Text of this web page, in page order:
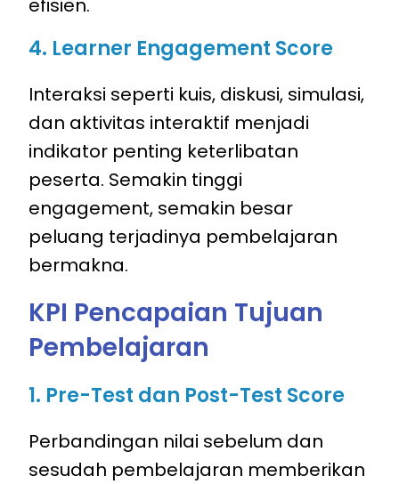
4. Learner Engagement Score
Interaksi seperti kuis, diskusi, simulasi,
dan aktivitas interaktif menjadi
indikator penting keterlibatan
peserta. Semakin tinggi
engagement, semakin besar
peluang terjadinya pembelajaran
bermakna.
KPI Pencapaian Tujuan
Pembelajaran
1. Pre-Test dan Post-Test Score
Perbandingan nilai sebelum dan
sesudah pembelajaran memberikan